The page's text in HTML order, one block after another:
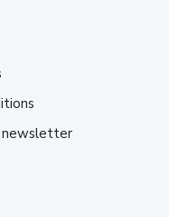
newsletter